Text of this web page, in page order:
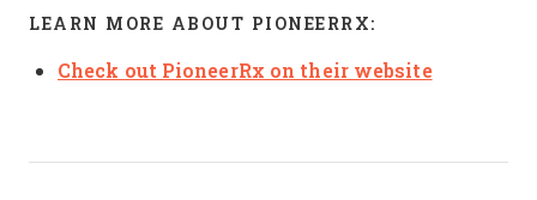
LEARN MORE ABOUT PIONEERRX:
Check out PioneerRx on their website